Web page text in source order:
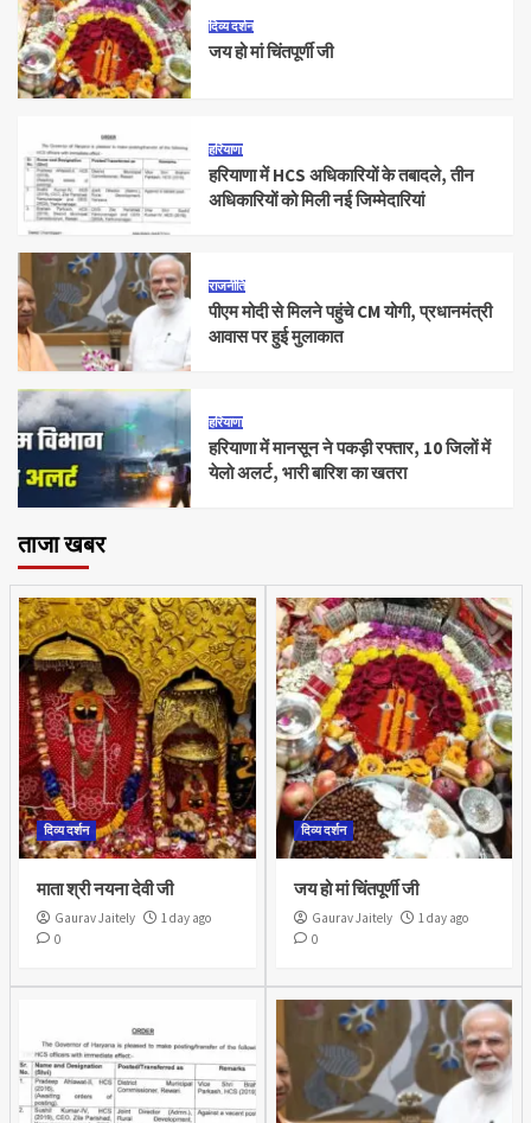
दिव्य दर्शन
जय हो मां चिंतपूर्णी जी
हरियाणा
हरियाणा में HCS अधिकारियों के तबादले, तीन
अधिकारियों को मिली नई जिम्मेदारियां
राजनीति
पीएम मोदी से मिलने पहुंचे CM योगी, प्रधानमंत्री
आवास पर हुई मुलाकात
हरियाणा
हरियाणा में मानसून ने पकड़ी रफ्तार, 10 जिलों में
येलो अलर्ट, भारी बारिश का खतरा
ताजा खबर
दिव्य दर्शन
माता श्री नयना देवी जी
Gaurav Jaitely
1 day ago
0
दिव्य दर्शन
जय हो मां चिंतपूर्णी जी
Gaurav Jaitely
1 day ago
0